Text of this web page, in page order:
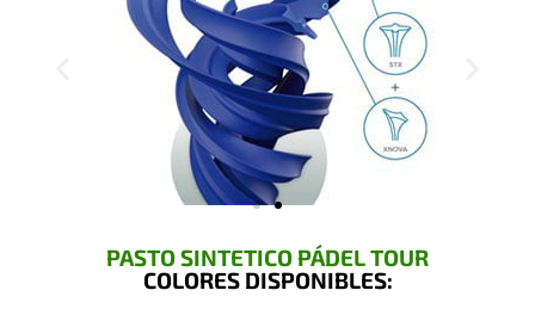
PASTO SINTETICO PÁDEL TOUR
COLORES DISPONIBLES: